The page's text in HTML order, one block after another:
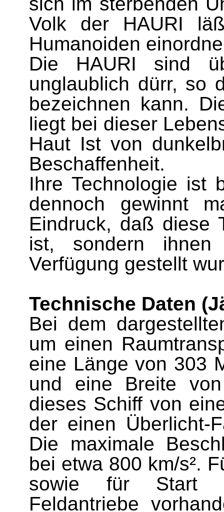
Volk der HAURI
Humanoiden
Die HAURI sind
unglaublich dürr, so
bezeichnen kann.
liegt bei dieser
Haut Ist von
Beschaffenheit.
Ihre Technologie ist
dennoch gewinnt
Eindruck, daß diese
ist, sondern
Verfügung gestellt
Technische Daten
Bei dem
um einen
eine Länge von 303
und eine Breite
dieses Schiff von
der einen Überlicht-
Die maximale
bei etwa 800 km/s².
sowie für Start
Feldantriebe